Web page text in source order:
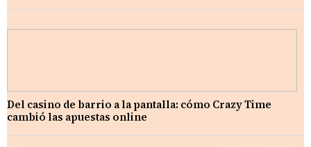
Del casino de barrio a la pantalla: cómo Crazy Time
cambió las apuestas online